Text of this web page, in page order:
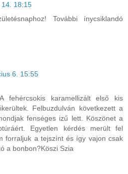
18:15
További ínycsiklandó
6. 15:55
fehércsokis karamellizált első kis
Felbuzdulván következett a
fenséges izű lett. Köszönet a
Egyetlen kérdés merült fel
forraljuk a tejszínt és így vajon csak
a bonbon?Köszi Szia